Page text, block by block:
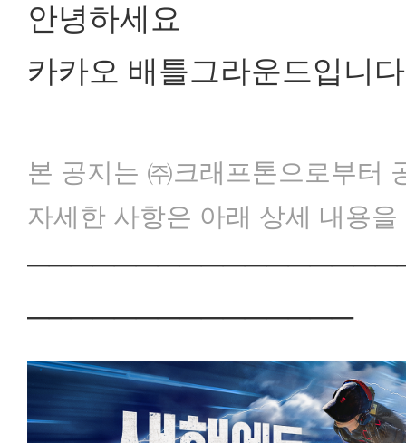
안녕하세요
카카오 배틀그라운드입니
본 공지는 ㈜크래프톤으로부터
자세한 사항은 아래 상세 내용
───────────────